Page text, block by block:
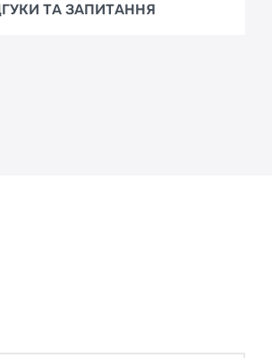
ТА ЗАПИТАННЯ